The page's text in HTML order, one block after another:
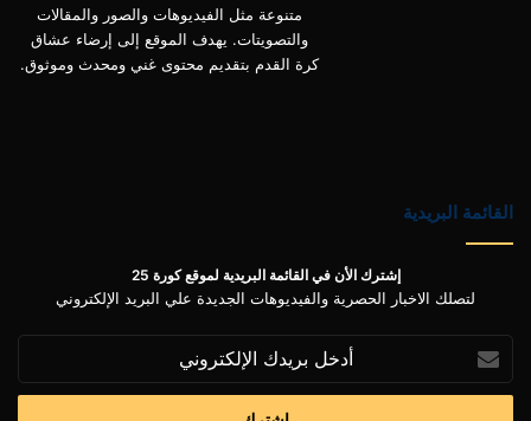
متنوعة مثل الفيديوهات والصور والمقالات
والتصويتات. يهدف الموقع إلى إرضاء عشاق
كرة القدم بتقديم محتوى غني ومحدث وموثوق.
القائمة البريدية
إشترك الأن في القائمة البريدية لموقع كورة 25
لتصلك الاخبار الحصرية والفيديوهات الجديدة علي البريد الإلكتروني
بريدك
الإلكتروني